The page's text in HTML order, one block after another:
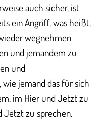
auch sicher, ist
ein Angriff, was heißt,
wegnehmen
und jemandem zu
und
jemand das für sich
im Hier und Jetzt zu
Jetzt zu sprechen.